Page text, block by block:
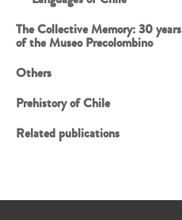
The Collective Memory: 30 years
of the Museo Precolombino
Others
Prehistory of Chile
Related publications